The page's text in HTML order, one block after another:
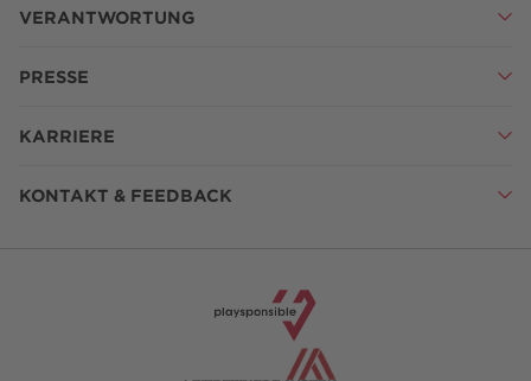
VERANTWORTUNG
PRESSE
KARRIERE
KONTAKT & FEEDBACK